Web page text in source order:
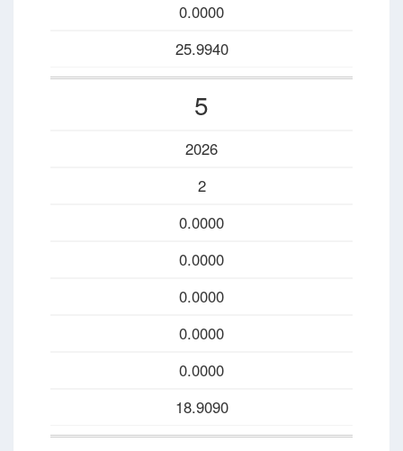
0.0000
25.9940
5
2026
2
0.0000
0.0000
0.0000
0.0000
0.0000
18.9090